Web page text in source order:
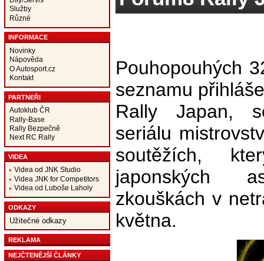
Služby
Různé
INFORMACE
Novinky
Nápověda
O Autosport.cz
Kontakt
PARTNEŘI
Autoklub ČR
Rally-Base
Rally Bezpečně
Next RC Rally
VIDEA
Videa od JNK Studio
Videa JNK for Competitors
Videa od Luboše Laholy
ODKAZY
Užitečné odkazy
REKLAMA
NEJČTENĚJŠÍ ČLÁNKY
Pouhopouhých
seznamu
Rally Japan,
seriálu
soutěžích,
japonských
zkouškách v
května.